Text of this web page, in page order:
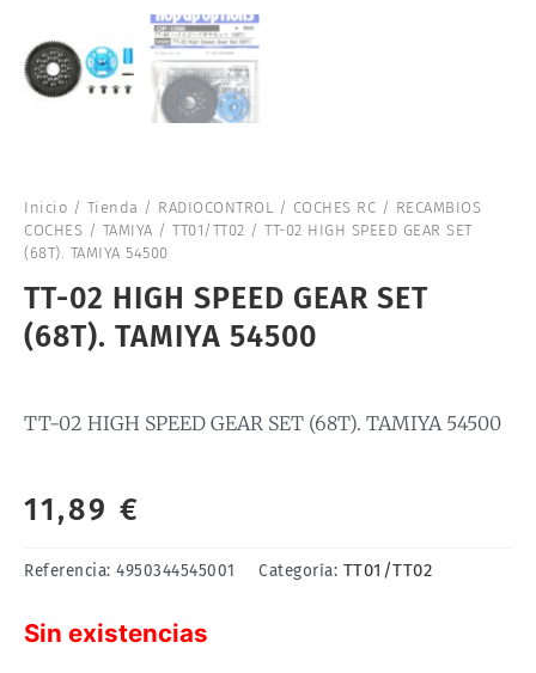
Inicio / Tienda / RADIOCONTROL / COCHES RC / RECAMBIOS
COCHES / TAMIYA / TT01/TT02 / TT-02 HIGH SPEED GEAR SET
(68T). TAMIYA 54500
TT-02 HIGH SPEED GEAR SET
(68T). TAMIYA 54500
TT-02 HIGH SPEED GEAR SET (68T). TAMIYA 54500
11,89 €
Referencia: 4950344545001 Categoría: TT01/TT02
Sin existencias